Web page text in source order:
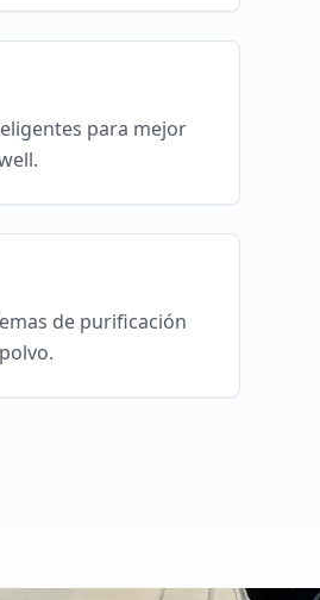
para mejor
de purificación